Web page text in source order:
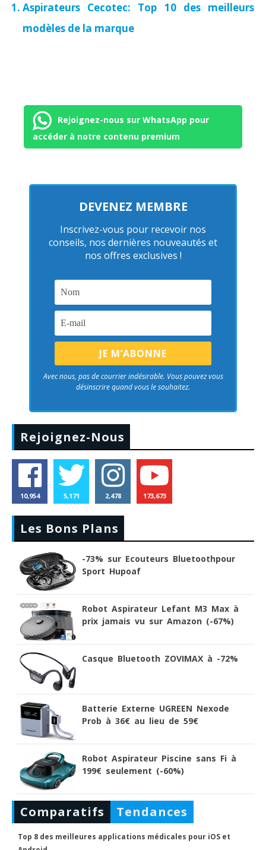
Aspirateurs Cecotec: Top 10 des meilleurs
modèles de la marque
Rejoignez-nous sur WhatsApp pour
accéder à notre contenu premium
DEVENEZ MEMBRE
Inscrivez-vous pour recevoir nos
conseils, nos dernières nouveautés et
nos offres exclusives !
Avec nous, pas de courrier indésirable. Vous pouvez vous
désinscrire quand vous le souhaitez.
Rejoignez-Nous
10,954 5,171 2,478 173,673
Les Bons Plans
-73% sur Ecouteurs Bluetoothpour
Sport Hupoaf
Robot Aspirateur Lefant M3 Max à
prix jamais vu sur Amazon (-67%)
Casque Bluetooth ZOVIMAX à -72%
Batterie Externe UGREEN Nexode
Prob à 36€ au lieu de 59€
Robot Aspirateur Piscine sans Fi à
199€ seulement (-60%)
Comparatifs Tendances
Top 8 des meilleures applications médicales pour iOS et